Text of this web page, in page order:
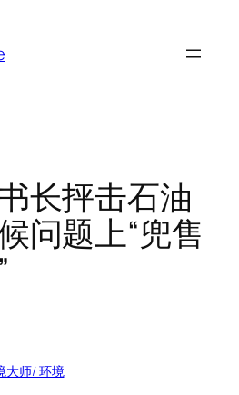
长抨击石油
问题上“兜售
大师/ 环境